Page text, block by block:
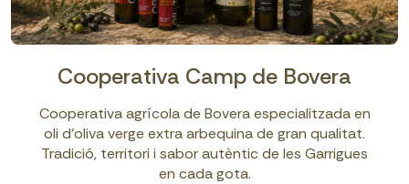
Cooperativa Camp de Bovera
Cooperativa agrícola de Bovera especialitzada en
oli d’oliva verge extra arbequina de gran qualitat.
Tradició, territori i sabor autèntic de les Garrigues
en cada gota.